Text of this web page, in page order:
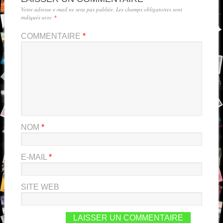
Votre adresse e-mail ne sera pas publiée. Les champs obligatoires sont
indiqués avec *
COMMENTAIRE *
NOM *
E-MAIL *
SITE WEB